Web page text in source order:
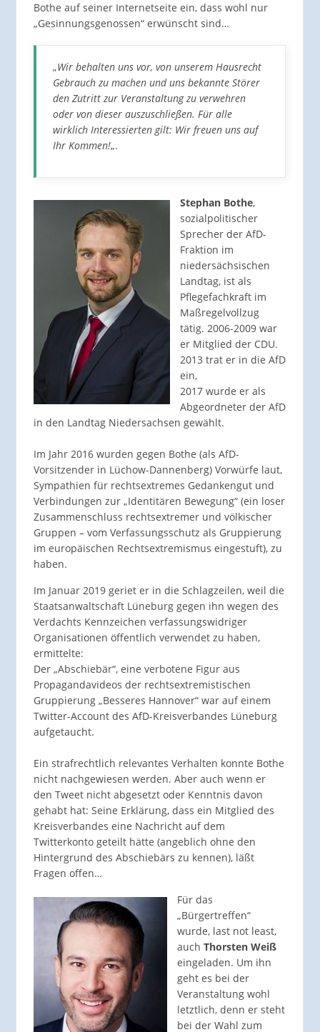
Bothe auf seiner Internetseite ein, dass wohl nur
„Gesinnungsgenossen“ erwünscht sind…
„Wir behalten uns vor, von unserem Hausrecht
Gebrauch zu machen und uns bekannte Störer
den Zutritt zur Veranstaltung zu verwehren
oder von dieser auszuschließen. Für alle
wirklich Interessierten gilt: Wir freuen uns auf
Ihr Kommen!„.
Stephan Bothe,
sozialpolitischer
Sprecher der AfD-
Fraktion im
niedersächsischen
Landtag, ist als
Pflegefachkraft im
Maßregelvollzug
tätig. 2006-2009 war
er Mitglied der CDU.
2013 trat er in die AfD
ein,
2017 wurde er als
Abgeordneter der AfD
in den Landtag Niedersachsen gewählt.
Im Jahr 2016 wurden gegen Bothe (als AfD-
Vorsitzender in Lüchow-Dannenberg) Vorwürfe laut,
Sympathien für rechtsextremes Gedankengut und
Verbindungen zur „Identitären Bewegung“ (ein loser
Zusammenschluss rechtsextremer und völkischer
Gruppen – vom Verfassungsschutz als Gruppierung
im europäischen Rechtsextremismus eingestuft), zu
haben.
Im Januar 2019 geriet er in die Schlagzeilen, weil die
Staatsanwaltschaft Lüneburg gegen ihn wegen des
Verdachts Kennzeichen verfassungswidriger
Organisationen öffentlich verwendet zu haben,
ermittelte:
Der „Abschiebär“, eine verbotene Figur aus
Propagandavideos der rechtsextremistischen
Gruppierung „Besseres Hannover“ war auf einem
Twitter-Account des AfD-Kreisverbandes Lüneburg
aufgetaucht.
Ein strafrechtlich relevantes Verhalten konnte Bothe
nicht nachgewiesen werden. Aber auch wenn er
den Tweet nicht abgesetzt oder Kenntnis davon
gehabt hat: Seine Erklärung, dass ein Mitglied des
Kreisverbandes eine Nachricht auf dem
Twitterkonto geteilt hätte (angeblich ohne den
Hintergrund des Abschiebärs zu kennen), läßt
Fragen offen…
Für das
„Bürgertreffen“
wurde, last not least,
auch Thorsten Weiß
eingeladen. Um ihn
geht es bei der
Veranstaltung wohl
letztlich, denn er steht
bei der Wahl zum